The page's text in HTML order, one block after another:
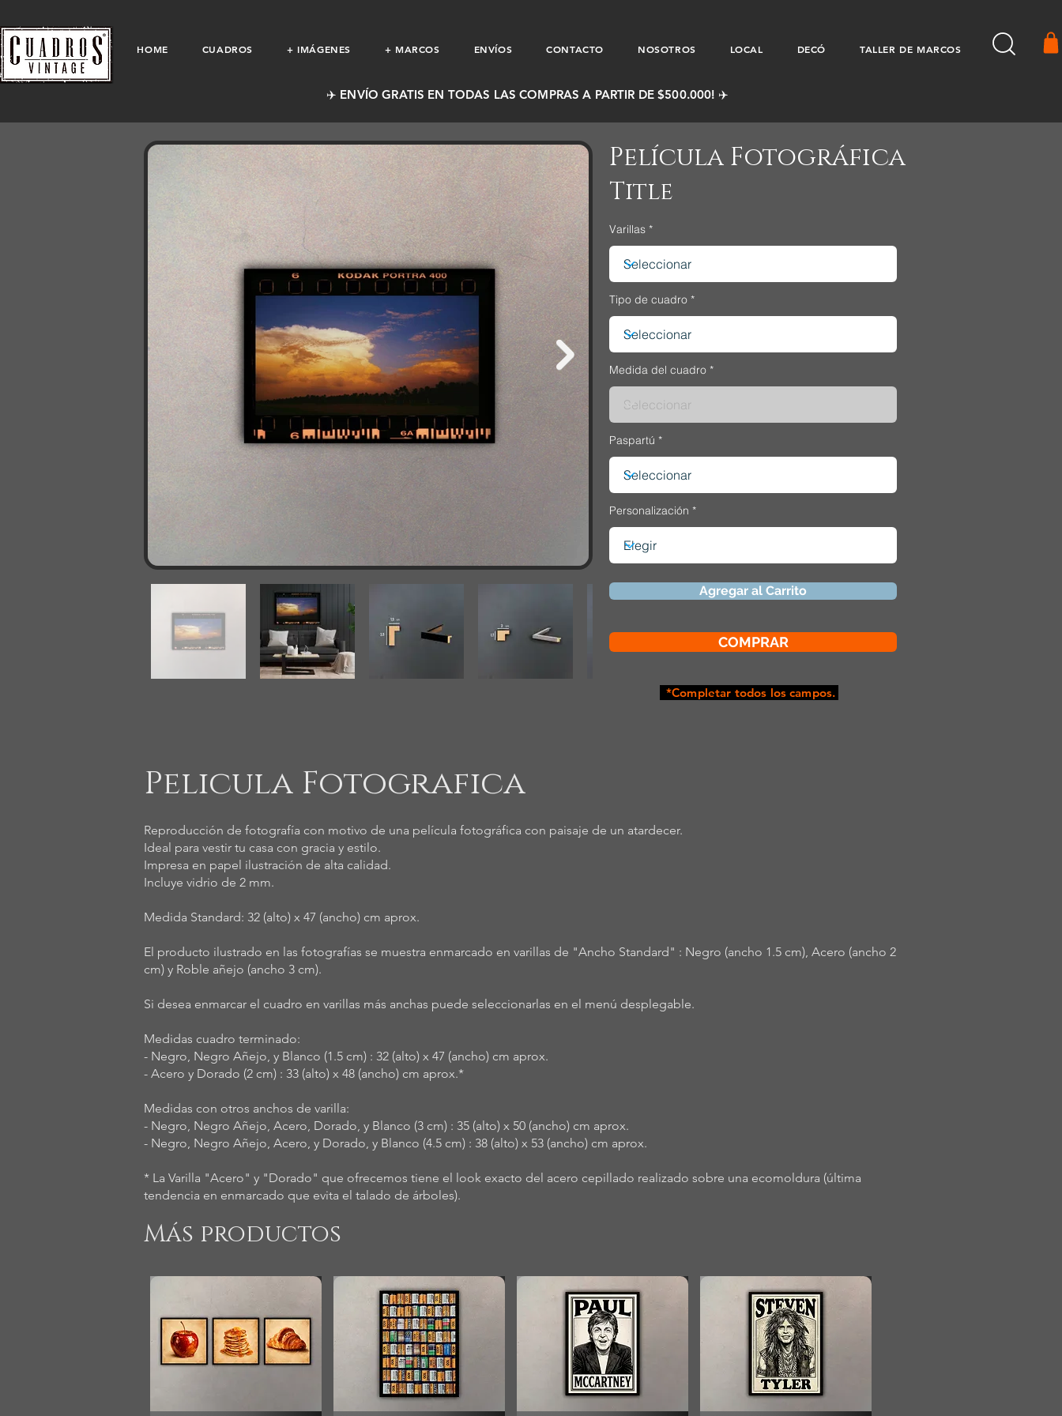
HOME CUADROS + IMÁGENES + MARCOS ENVÍOS CONTACTO NOSOTROS LOCAL DECÓ TALLER DE MARCOS
✈️ ENVÍO GRATIS EN TODAS LAS COMPRAS A PARTIR DE $500.000! ✈️
Película Fotográfica
Title
Varillas
Tipo de cuadro
Medida del cuadro
Paspartú
Personalización
Agregar al Carrito
COMPRAR
*Completar todos los campos.
Pelicula Fotografica
Reproducción de fotografía con motivo de una película fotográfica con paisaje de un atardecer.
Ideal para vestir tu casa con gracia y estilo.
Impresa en papel ilustración de alta calidad.
Incluye vidrio de 2 mm.
Medida Standard: 32 (alto) x 47 (ancho) cm aprox.
El producto ilustrado en las fotografías se muestra enmarcado en varillas de "Ancho Standard" : Negro (ancho 1.5 cm), Acero (ancho 2
cm) y Roble añejo (ancho 3 cm).
Si desea enmarcar el cuadro en varillas más anchas puede seleccionarlas en el menú desplegable.
Medidas cuadro terminado:
- Negro, Negro Añejo, y Blanco (1.5 cm) : 32 (alto) x 47 (ancho) cm aprox.
- Acero y Dorado (2 cm) : 33 (alto) x 48 (ancho) cm aprox.*
Medidas con otros anchos de varilla:
- Negro, Negro Añejo, Acero, Dorado, y Blanco (3 cm) : 35 (alto) x 50 (ancho) cm aprox.
- Negro, Negro Añejo, Acero, y Dorado, y Blanco (4.5 cm) : 38 (alto) x 53 (ancho) cm aprox.
* La Varilla "Acero" y "Dorado" que ofrecemos tiene el look exacto del acero cepillado realizado sobre una ecomoldura (última
tendencia en enmarcado que evita el talado de árboles).
Más productos